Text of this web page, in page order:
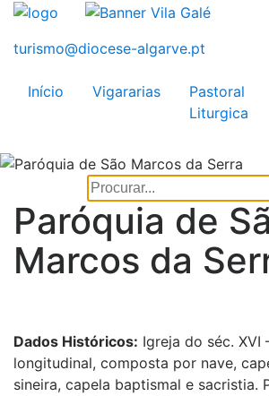
Início Vigararias
Pastoral
Liturgica
Paróquia de
Marcos da
Dados Históricos: Igreja do séc. XVI
longitudinal, composta por nave,
sineira, capela baptismal e sacristia.